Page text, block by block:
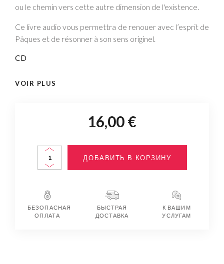
ou le chemin vers cette autre dimension de l'existence.
Ce livre audio vous permettra de renouer avec l’esprit de
Pâques et de résonner à son sens originel.
CD
VOIR PLUS
16,00 €
ДОБАВИТЬ В КОРЗИНУ
БЕЗОПАСНАЯ
ОПЛАТА
БЫСТРАЯ
ДОСТАВКА
К ВАШИМ
УСЛУГАМ